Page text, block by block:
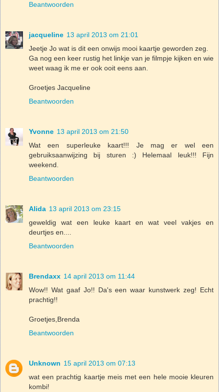
Beantwoorden
jacqueline 13 april 2013 om 21:01
Jeetje Jo wat is dit een onwijs mooi kaartje geworden zeg.
Ga nog een keer rustig het linkje van je filmpje kijken en wie
weet waag ik me er ook ooit eens aan.
Groetjes Jacqueline
Beantwoorden
Yvonne 13 april 2013 om 21:50
Wat een superleuke kaart!!! Je mag er wel een
gebruiksaanwijzing bij sturen :) Helemaal leuk!!! Fijn
weekend.
Beantwoorden
Alida 13 april 2013 om 23:15
geweldig wat een leuke kaart en wat veel vakjes en
deurtjes en....
Beantwoorden
Brendaxx 14 april 2013 om 11:44
Wow!! Wat gaaf Jo!! Da's een waar kunstwerk zeg! Echt
prachtig!!
Groetjes,Brenda
Beantwoorden
Unknown 15 april 2013 om 07:13
wat een prachtig kaartje meis met een hele mooie kleuren
kombi!